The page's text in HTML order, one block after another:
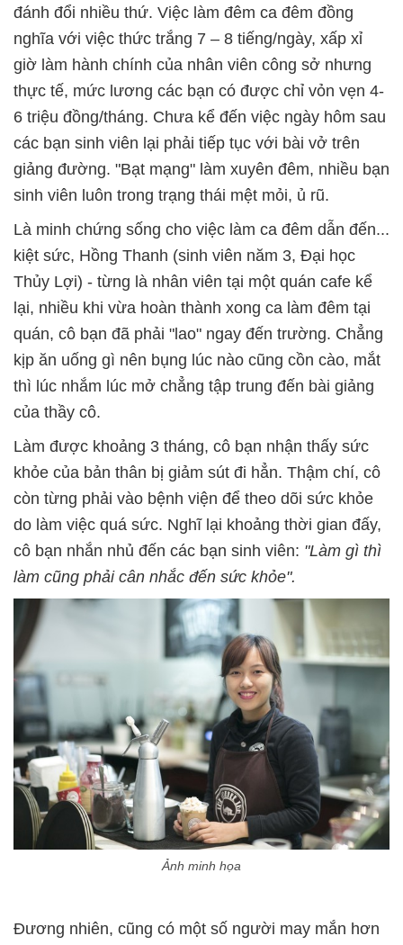
đánh đổi nhiều thứ. Việc làm đêm ca đêm đồng
nghĩa với việc thức trắng 7 – 8 tiếng/ngày, xấp xỉ
giờ làm hành chính của nhân viên công sở nhưng
thực tế, mức lương các bạn có được chỉ vỏn vẹn 4-
6 triệu đồng/tháng. Chưa kể đến việc ngày hôm sau
các bạn sinh viên lại phải tiếp tục với bài vở trên
giảng đường. "Bạt mạng" làm xuyên đêm, nhiều bạn
sinh viên luôn trong trạng thái mệt mỏi, ủ rũ.
Là minh chứng sống cho việc làm ca đêm dẫn đến...
kiệt sức, Hồng Thanh (sinh viên năm 3, Đại học
Thủy Lợi) - từng là nhân viên tại một quán cafe kể
lại, nhiều khi vừa hoàn thành xong ca làm đêm tại
quán, cô bạn đã phải "lao" ngay đến trường. Chẳng
kịp ăn uống gì nên bụng lúc nào cũng cồn cào, mắt
thì lúc nhắm lúc mở chẳng tập trung đến bài giảng
của thầy cô.
Làm được khoảng 3 tháng, cô bạn nhận thấy sức
khỏe của bản thân bị giảm sút đi hẳn. Thậm chí, cô
còn từng phải vào bệnh viện để theo dõi sức khỏe
do làm việc quá sức. Nghĩ lại khoảng thời gian đấy,
cô bạn nhắn nhủ đến các bạn sinh viên: "Làm gì thì
làm cũng phải cân nhắc đến sức khỏe".
Ảnh minh họa
Đương nhiên, cũng có một số người may mắn hơn